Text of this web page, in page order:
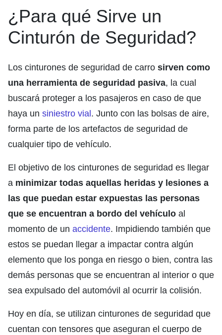
¿Para qué Sirve un
Cinturón de Seguridad?
Los cinturones de seguridad de carro sirven como
una herramienta de seguridad pasiva, la cual
buscará proteger a los pasajeros en caso de que
haya un siniestro vial . Junto con las bolsas de aire,
forma parte de los artefactos de seguridad de
cualquier tipo de vehículo.
El objetivo de los cinturones de seguridad es llegar
a minimizar todas aquellas heridas y lesiones a
las que puedan estar expuestas las personas
que se encuentran a bordo del vehículo al
momento de un accidente. Impidiendo también que
estos se puedan llegar a impactar contra algún
elemento que los ponga en riesgo o bien, contra las
demás personas que se encuentran al interior o que
sea expulsado del automóvil al ocurrir la colisión.
Hoy en día, se utilizan cinturones de seguridad que
cuentan con tensores que aseguran el cuerpo de